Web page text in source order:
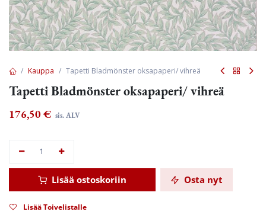
Kauppa Tapetti Bladmönster oksapaperi/ vihreä
Tapetti Bladmönster oksapaperi/ vihreä
176,50 € sis. ALV
Lisää ostoskoriin Osta nyt
Lisää Toivelistalle